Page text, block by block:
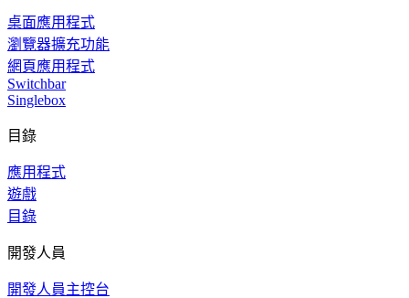
桌面應用程式
瀏覽器擴充功能
網頁應用程式
Switchbar
Singlebox
目錄
應用程式
遊戲
目錄
開發人員
開發人員主控台